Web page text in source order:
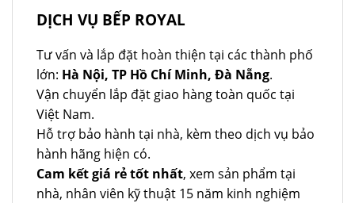
DỊCH VỤ BẾP ROYAL
Tư vấn và lắp đặt hoàn thiện tại các thành phố
lớn: Hà Nội, TP Hồ Chí Minh, Đà Nẵng.
Vận chuyển lắp đặt giao hàng toàn quốc tại
Việt Nam.
Hỗ trợ bảo hành tại nhà, kèm theo dịch vụ bảo
hành hãng hiện có.
Cam kết giá rẻ tốt nhất, xem sản phẩm tại
nhà, nhân viên kỹ thuật 15 năm kinh nghiệm